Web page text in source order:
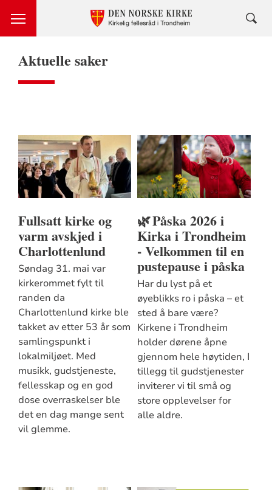
Aktuelle saker
Fullsatt kirke og
varm avskjed i
Charlottenlund
Søndag 31. mai var
kirkerommet fylt til
randen da
Charlottenlund kirke ble
takket av etter 53 år som
samlingspunkt i
lokalmiljøet. Med
musikk, gudstjeneste,
fellesskap og en god
dose overraskelser ble
det en dag mange sent
vil glemme.
🌿 Påska 2026 i
Kirka i Trondheim
- Velkommen til en
pustepause i påska
Har du lyst på et
øyeblikks ro i påska – et
sted å bare være?
Kirkene i Trondheim
holder dørene åpne
gjennom hele høytiden, I
tillegg til gudstjenester
inviterer vi til små og
store opplevelser for
alle aldre.